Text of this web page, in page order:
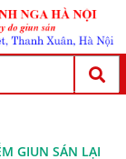
GIUN SÁN LẠI